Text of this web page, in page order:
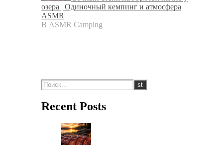
озера | Одиночный кемпинг и атмосфера
ASMR
В ASMR Camping
Recent Posts